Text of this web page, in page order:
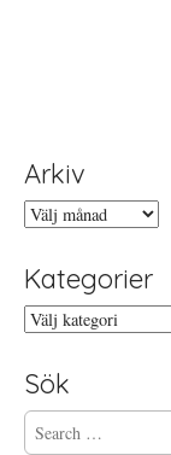
Arkiv
Arkiv
Kategorier
Kategorier
Sök
S